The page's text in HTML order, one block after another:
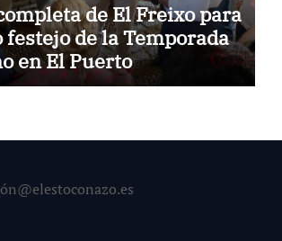
de El Freixo para
de la Temporada
en El Puerto